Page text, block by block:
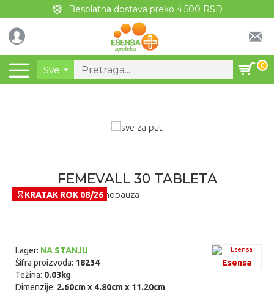
Besplatna dostava preko 4.500 RSD
Sve 0
FEMEVALL 30 TABLETA
KRATAK ROK 08/26
Lager: NA STANJU
Šifra proizvoda: 18234
Težina: 0.03kg
Dimenzije: 2.60cm x 4.80cm x 11.20cm
Esensa